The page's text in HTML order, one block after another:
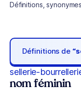
Définitions,
Définitions de
sellerie-
nom féminin